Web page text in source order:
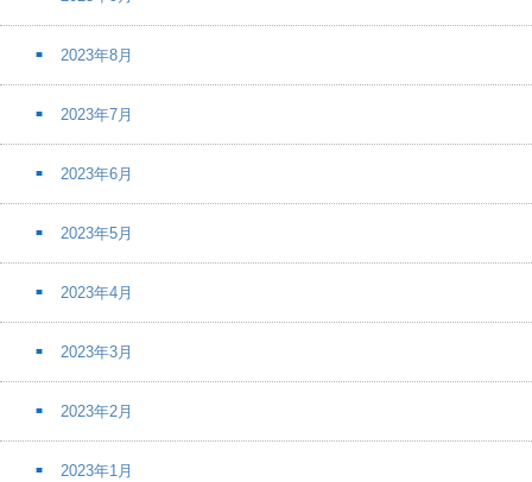
2023年8月
2023年7月
2023年6月
2023年5月
2023年4月
2023年3月
2023年2月
2023年1月